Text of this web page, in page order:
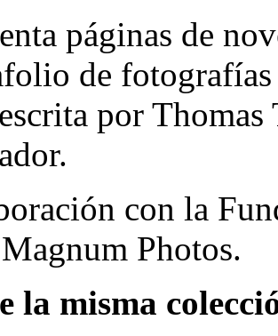
páginas de
de
por Thomas
con la
Photos.
la misma